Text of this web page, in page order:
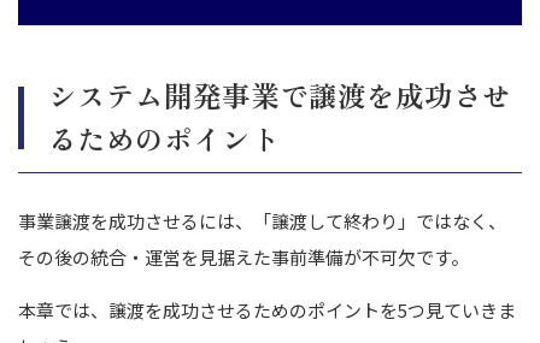
システム開発事業で譲渡を成功させ
るためのポイント
事業譲渡を成功させるには、「譲渡して終わり」ではなく、
その後の統合・運営を見据えた事前準備が不可欠です。
本章では、譲渡を成功させるためのポイントを5つ見ていきま